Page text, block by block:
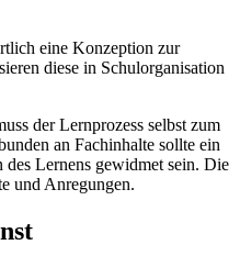
eine Konzeption zur
diese in Schulorganisation
der Lernprozess selbst zum
an Fachinhalte sollte ein
Lernens gewidmet sein. Die
und Anregungen.